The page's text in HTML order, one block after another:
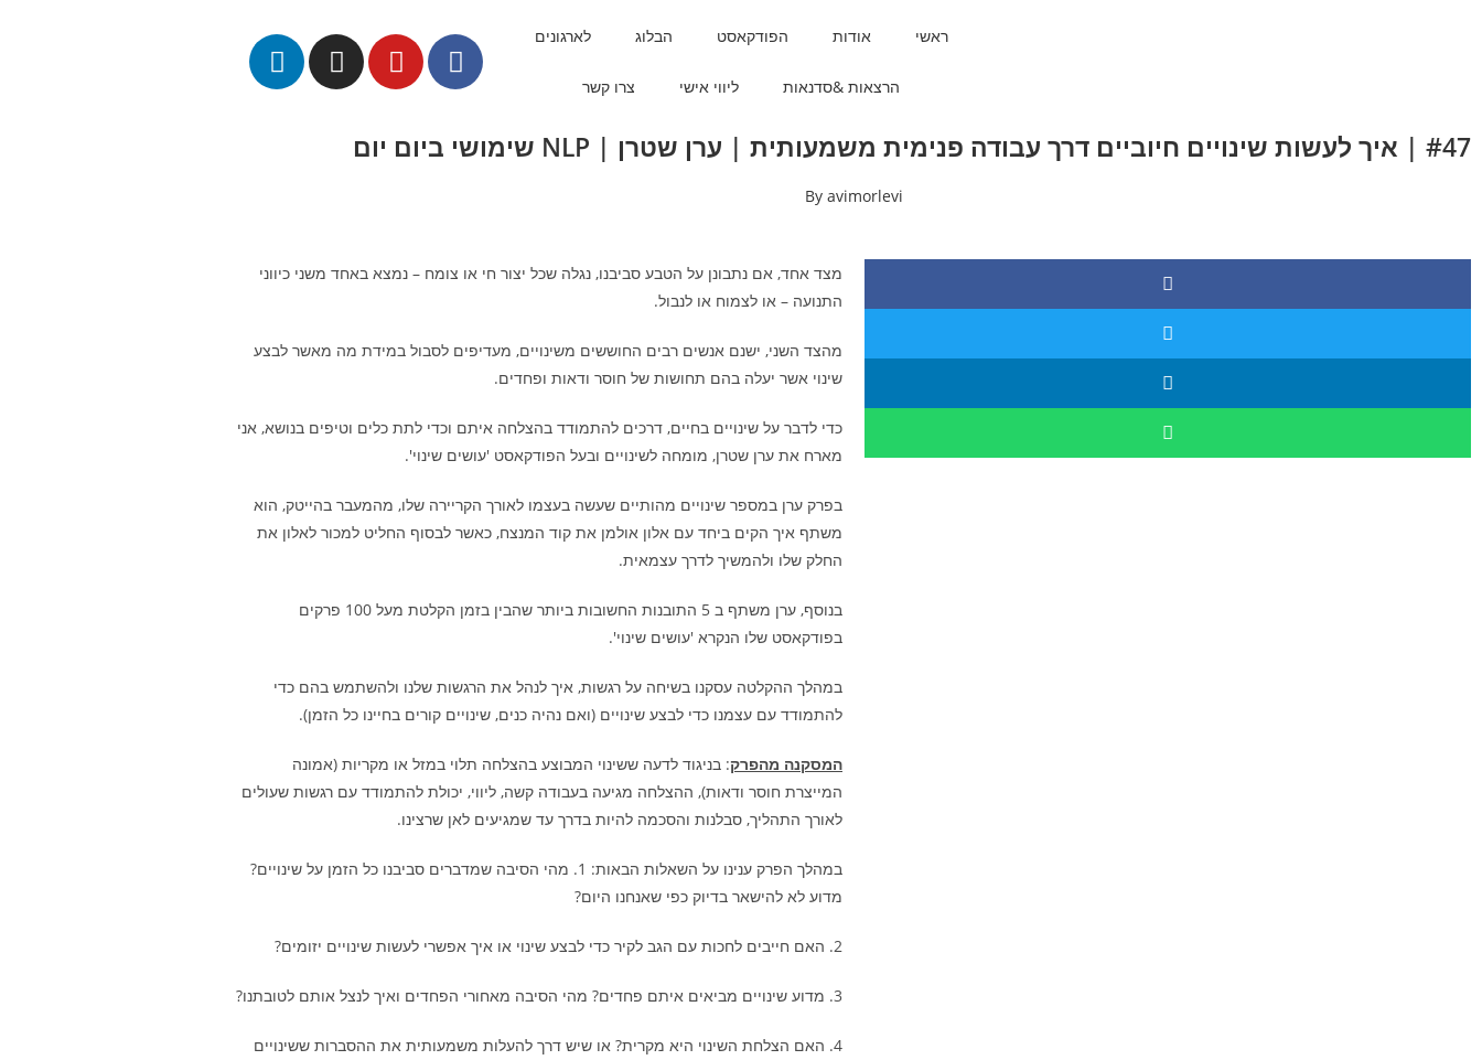
ראשי
אודות הפודקאסט הבלוג לארגונים
הרצאות &סדנאות ליווי אישי צרו קשר
#47 | איך לעשות שינויים חיוביים דרך עבודה פנימית משמעותית | ערן שטרן | NLP שימושי ביום יום
Byavimorlevi
מצד אחד, אם נתבונן על הטבע סביבנו, נגלה שכל יצור חי או צומח – נמצא באחד משני כיווני
התנועה – או לצמוח או לנבול.
מהצד השני, ישנם אנשים רבים החוששים משינויים, מעדיפים לסבול במידת מה מאשר לבצע
שינוי אשר יעלה בהם תחושות של חוסר ודאות ופחדים.
כדי לדבר על שינויים בחיים, דרכים להתמודד בהצלחה איתם וכדי לתת כלים וטיפים בנושא, אני
מארח את ערן שטרן, מומחה לשינויים ובעל הפודקאסט 'עושים שינוי'.
בפרק ערן במספר שינויים מהותיים שעשה בעצמו לאורך הקריירה שלו, מהמעבר בהייטק, הוא
משתף איך הקים ביחד עם אלון אולמן את קוד המנצח, כאשר לבסוף החליט למכור לאלון את
החלק שלו ולהמשיך לדרך עצמאית.
בנוסף, ערן משתף ב 5 התובנות החשובות ביותר שהבין בזמן הקלטת מעל 100 פרקים
בפודקאסט שלו הנקרא 'עושים שינוי'.
במהלך ההקלטה עסקנו בשיחה על רגשות, איך לנהל את הרגשות שלנו ולהשתמש בהם כדי
להתמודד עם עצמנו כדי לבצע שינויים (ואם נהיה כנים, שינויים קורים בחיינו כל הזמן).
המסקנה מהפרק: בניגוד לדעה ששינוי המבוצע בהצלחה תלוי במזל או מקריות (אמונה
המייצרת חוסר ודאות), ההצלחה מגיעה בעבודה קשה, ליווי, יכולת להתמודד עם רגשות שעולים
לאורך התהליך, סבלנות והסכמה להיות בדרך עד שמגיעים לאן שרצינו.
במהלך הפרק ענינו על השאלות הבאות: 1. מהי הסיבה שמדברים סביבנו כל הזמן על שינויים?
מדוע לא להישאר בדיוק כפי שאנחנו היום?
2. האם חייבים לחכות עם הגב לקיר כדי לבצע שינוי או איך אפשרי לעשות שינויים יזומים?
3. מדוע שינויים מביאים איתם פחדים? מהי הסיבה מאחורי הפחדים ואיך לנצל אותם לטובתנו?
4. האם הצלחת השינוי היא מקרית? או שיש דרך להעלות משמעותית את ההסברות ששינויים